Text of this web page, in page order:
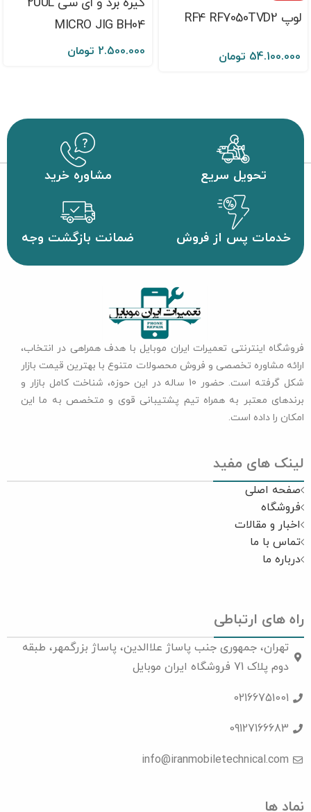
لوپ RF4 RF7050TVD2
54.100.000 تومان
MICRO JIG BH04
2.500.000 تومان
تحویل سریع مشاوره خرید
خدمات پس از فروش ضمانت بازگشت وجه
فروشگاه اینترنتی تعمیرات ایران موبایل با هدف همراهی در انتخاب،
ارائه مشاوره تخصصی و فروش محصولات متنوع با بهترین قیمت بازار
شکل گرفته است. حضور 10 ساله در این حوزه، شناخت کامل بازار و
برندهای معتبر به همراه تیم پشتیبانی قوی و متخصص به ما این
امکان را داده است.
لینک های مفید
صفحه اصلی
فروشگاه
اخبار و مقالات
تماس با ما
درباره ما
راه های ارتباطی
تهران، جمهوری جنب پاساژ علاالدین، پاساژ بزرگمهر، طبقه
دوم پلاک 71 فروشگاه ایران موبایل
02166751001
09127166683
info@iranmobiletechnical.com
نماد ها